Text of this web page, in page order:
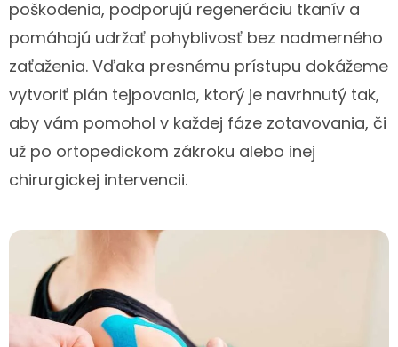
poškodenia, podporujú regeneráciu tkanív a
pomáhajú udržať pohyblivosť bez nadmerného
zaťaženia. Vďaka presnému prístupu dokážeme
vytvoriť plán tejpovania, ktorý je navrhnutý tak,
aby vám pomohol v každej fáze zotavovania, či
už po ortopedickom zákroku alebo inej
chirurgickej intervencii.